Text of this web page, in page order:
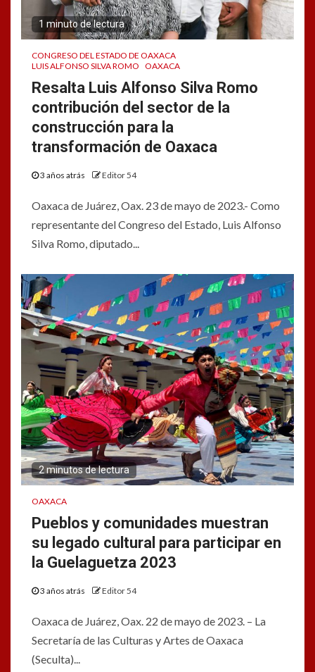
1 minuto de lectura
CONGRESO DEL ESTADO DE OAXACA
LUIS ALFONSO SILVA ROMO OAXACA
Resalta Luis Alfonso Silva Romo
contribución del sector de la
construcción para la
transformación de Oaxaca
3 años atrás Editor 54
Oaxaca de Juárez, Oax. 23 de mayo de 2023.- Como
representante del Congreso del Estado, Luis Alfonso
Silva Romo, diputado...
2 minutos de lectura
OAXACA
Pueblos y comunidades muestran
su legado cultural para participar en
la Guelaguetza 2023
3 años atrás Editor 54
Oaxaca de Juárez, Oax. 22 de mayo de 2023. – La
Secretaría de las Culturas y Artes de Oaxaca
(Seculta)...